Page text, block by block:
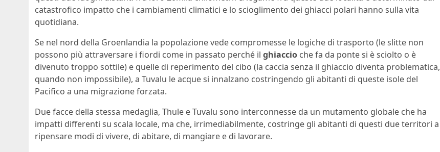
catastrofico impatto che i cambiamenti climatici e lo scioglimento dei ghiacci polari hanno sulla vita
quotidiana.
Se nel nord della Groenlandia la popolazione vede compromesse le logiche di trasporto (le slitte non
possono più attraversare i fiordi come in passato perché il ghiaccio che fa da ponte si è sciolto o è
divenuto troppo sottile) e quelle di reperimento del cibo (la caccia senza il ghiaccio diventa problematica,
quando non impossibile), a Tuvalu le acque si innalzano costringendo gli abitanti di queste isole del
Pacifico a una migrazione forzata.
Due facce della stessa medaglia, Thule e Tuvalu sono interconnesse da un mutamento globale che ha
impatti differenti su scala locale, ma che, irrimediabilmente, costringe gli abitanti di questi due territori a
ripensare modi di vivere, di abitare, di mangiare e di lavorare.